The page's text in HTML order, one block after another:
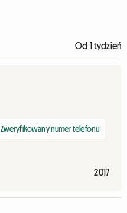
Od 1 tydzień
Zweryfikowany numer telefonu
2017